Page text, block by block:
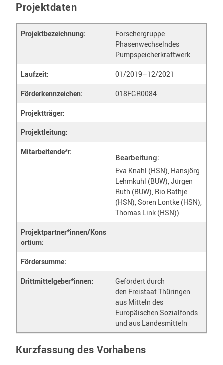
Projektdaten
Projektbezeichnung:
Forschergruppe
Phasenwechselndes
Pumpspeicherkraftwerk
Laufzeit: 01/2019–12/2021
Förderkennzeichen: 018FGR0084
Projektträger:
Projektleitung:
Mitarbeitende*r:
Bearbeitung:
Eva Knahl (HSN), Hansjörg
Lehmkuhl (BUW), Jürgen
Ruth (BUW), Rio Rathje
(HSN), Sören Lontke (HSN),
Thomas Link (HSN))
Projektpartner*innen/Kons
ortium:
Fördersumme:
Drittmittelgeber*innen:
Gefördert durch
den Freistaat Thüringen
aus Mitteln des
Europäischen Sozialfonds
und aus Landesmitteln
Kurzfassung des Vorhabens